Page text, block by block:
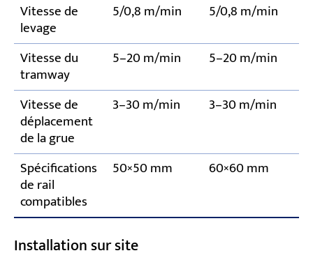
Vitesse de
levage
5/0,8 m/min 5/0,8 m/min
Vitesse du
tramway
5–20 m/min 5–20 m/min
Vitesse de
déplacement
de la grue
3–30 m/min 3–30 m/min
Spécifications
de rail
compatibles
50×50 mm 60×60 mm
Installation sur site